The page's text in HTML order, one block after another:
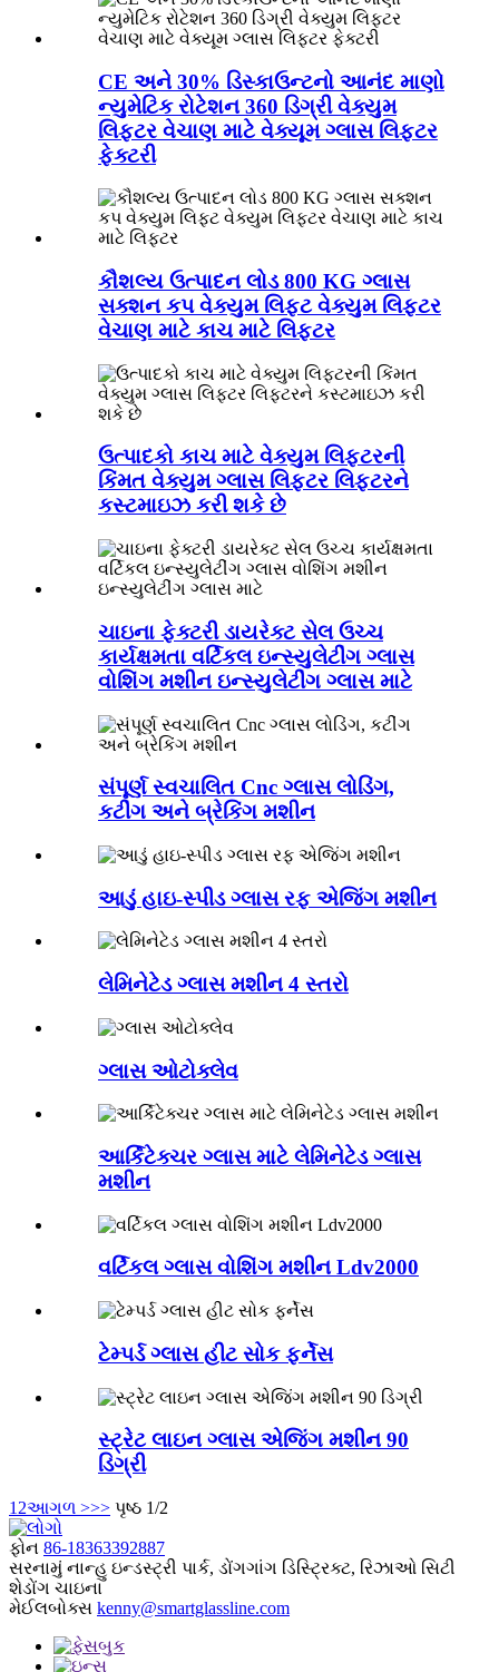
CE અને 30% ડિસ્કાઉન્ટનો આનંદ માણો
ન્યુમેટિક રોટેશન 360 ડિગ્રી વેક્યુમ
લિફ્ટર વેચાણ માટે વેક્યૂમ ગ્લાસ લિફ્ટર
ફેક્ટરી
કૌશલ્ય ઉત્પાદન લોડ 800 KG ગ્લાસ
સક્શન કપ વેક્યુમ લિફ્ટ વેક્યુમ લિફ્ટર
વેચાણ માટે કાચ માટે લિફ્ટર
ઉત્પાદકો કાચ માટે વેક્યુમ લિફ્ટરની
કિંમત વેક્યુમ ગ્લાસ લિફ્ટર લિફ્ટરને
કસ્ટમાઇઝ કરી શકે છે
ચાઇના ફેક્ટરી ડાયરેક્ટ સેલ ઉચ્ચ
કાર્યક્ષમતા વર્ટિકલ ઇન્સ્યુલેટીંગ ગ્લાસ
વોશિંગ મશીન ઇન્સ્યુલેટીંગ ગ્લાસ માટે
સંપૂર્ણ સ્વચાલિત Cnc ગ્લાસ લોડિંગ,
કટીંગ અને બ્રેકિંગ મશીન
આડું હાઇ-સ્પીડ ગ્લાસ રફ એજિંગ મશીન
લેમિનેટેડ ગ્લાસ મશીન 4 સ્તરો
ગ્લાસ ઓટોક્લેવ
આર્કિટેક્ચર ગ્લાસ માટે લેમિનેટેડ ગ્લાસ
મશીન
વર્ટિકલ ગ્લાસ વોશિંગ મશીન Ldv2000
ટેમ્પર્ડ ગ્લાસ હીટ સોક ફર્નેસ
સ્ટ્રેટ લાઇન ગ્લાસ એજિંગ મશીન 90
ડિગ્રી
1 2આગળ >>> પૃષ્ઠ 1/2
ફોન 86-18363392887
સરનામું નાન્હુ ઇન્ડસ્ટ્રી પાર્ક, ડોંગગાંગ ડિસ્ટ્રિક્ટ, રિઝાઓ સિટી
શેડોંગ ચાઇના
મેઈલબોક્સ kenny@smartglassline.com